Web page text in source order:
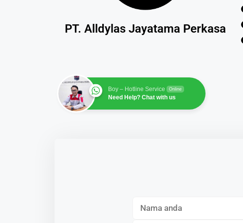
PT. Alldylas Jayatama Perkasa
Boy – Hotline Service Online
Need Help? Chat with us